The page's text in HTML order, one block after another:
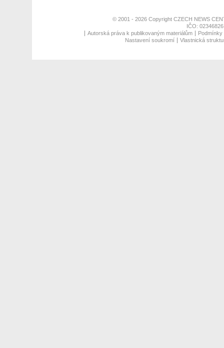
© 2001 - 2026 Copyright CZECH NEWS
IČO:
Autorská práva k publikovaným materiálům
Nastavení soukromí
Vlastnická